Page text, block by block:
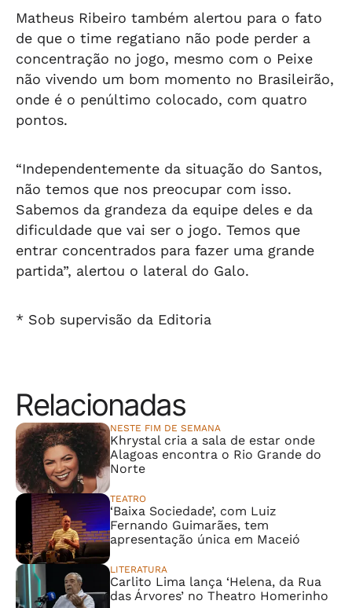
Matheus Ribeiro também alertou para o fato
de que o time regatiano não pode perder a
concentração no jogo, mesmo com o Peixe
não vivendo um bom momento no Brasileirão,
onde é o penúltimo colocado, com quatro
pontos.
“Independentemente da situação do Santos,
não temos que nos preocupar com isso.
Sabemos da grandeza da equipe deles e da
dificuldade que vai ser o jogo. Temos que
entrar concentrados para fazer uma grande
partida”, alertou o lateral do Galo.
* Sob supervisão da Editoria
Relacionadas
NESTE FIM DE SEMANA
Khrystal cria a sala de estar onde
Alagoas encontra o Rio Grande do
Norte
TEATRO
‘Baixa Sociedade’, com Luiz
Fernando Guimarães, tem
apresentação única em Maceió
LITERATURA
Carlito Lima lança ‘Helena, da Rua
das Árvores’ no Theatro Homerinho